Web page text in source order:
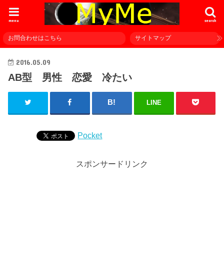
search
menu
お問合わせはこちら サイトマップ
2016.05.09
AB型 男性 恋愛 冷たい
LINE
Pocket
スポンサードリンク